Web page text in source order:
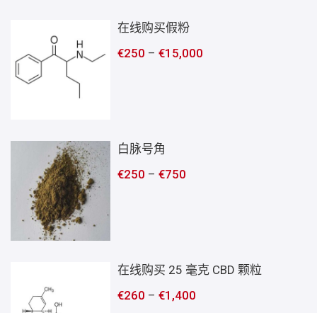
在线购买假粉
€250 –€15,000
白脉号角
€250 –€750
在线购买 25 毫克 CBD 颗粒
€260 –€1,400